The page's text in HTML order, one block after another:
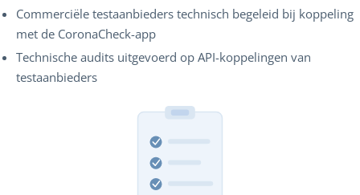
Commerciële testaanbieders technisch begeleid bij koppeling
met de CoronaCheck-app
Technische audits uitgevoerd op API-koppelingen van
testaanbieders